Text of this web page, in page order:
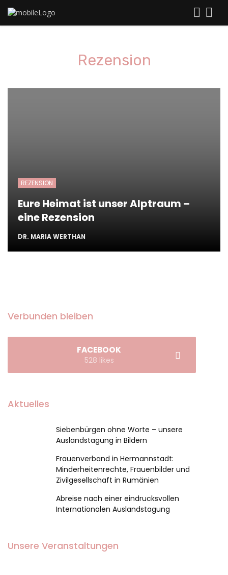
Rezension
REZENSION
Eure Heimat ist unser Alptraum –
eine Rezension
DR. MARIA WERTHAN
Verbunden bleiben
FACEBOOK
528 likes
Aktuelles
Siebenbürgen ohne Worte – unsere
Auslandstagung in Bildern
Frauenverband in Hermannstadt:
Minderheitenrechte, Frauenbilder und
Zivilgesellschaft in Rumänien
Abreise nach einer eindrucksvollen
Internationalen Auslandstagung
Unsere Veranstaltungen